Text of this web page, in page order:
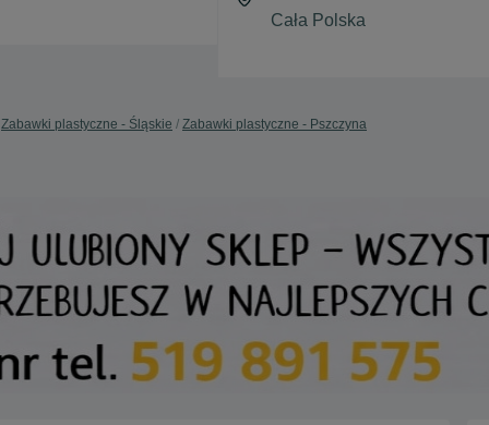
Zabawki plastyczne - Śląskie Zabawki plastyczne - Pszczyna